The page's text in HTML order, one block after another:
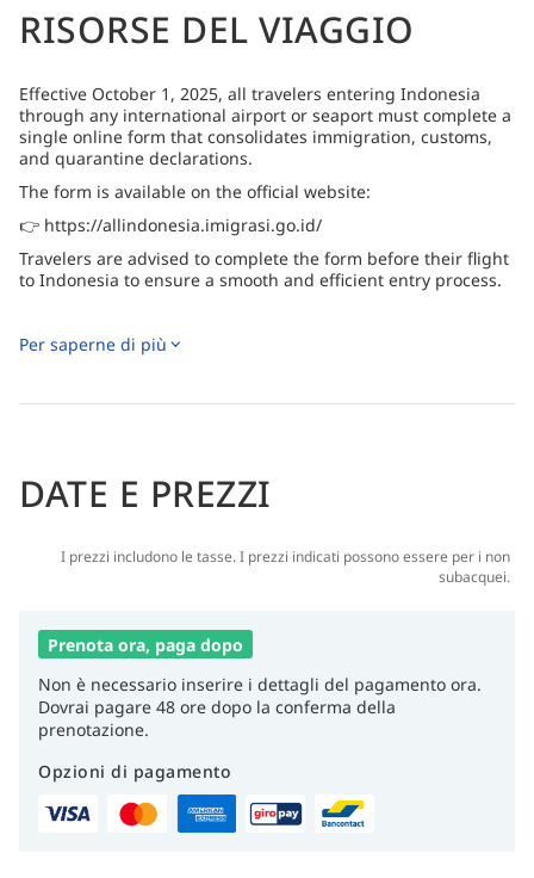
Sei un appassionato di fotografia? Il direttore di crociera è
un fotografo professionista e ti aiuterà a catturare gli scatti
RISORSE DEL VIAGGIO
Effective October 1, 2025, all travelers entering Indonesia
through any international airport or seaport must complete a
single online form that consolidates immigration, customs,
and quarantine declarations.
The form is available on the official website:
👉 https://allindonesia.imigrasi.go.id/
Travelers are advised to complete the form before their flight
to Indonesia to ensure a smooth and efficient entry process.
Per saperne di più
DATE E PREZZI
I prezzi includono le tasse. I prezzi indicati possono essere per i non
subacquei.
Prenota ora, paga dopo
Non è necessario inserire i dettagli del pagamento ora.
Dovrai pagare 48 ore dopo la conferma della
prenotazione.
Opzioni di pagamento